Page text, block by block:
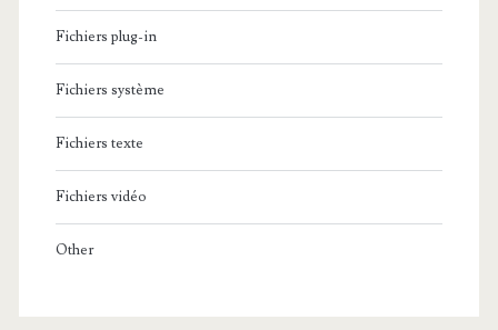
Fichiers plug-in
Fichiers système
Fichiers texte
Fichiers vidéo
Other